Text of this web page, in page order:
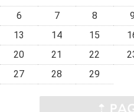
6
7 8 9
13
14 15
20
21 22
27
28 29